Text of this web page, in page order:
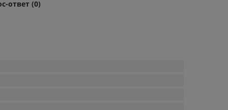
ответ (0)